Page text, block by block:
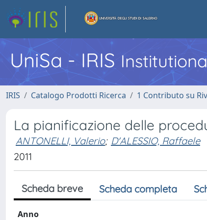
UniSa - IRIS
IRIS Catalogo Prodotti Ricerca 1 Contributo su
La pianificazione delle
ANTONELLI, Valerio; D'ALESSIO, Raffaele
2011
Scheda breve Scheda completa
Anno